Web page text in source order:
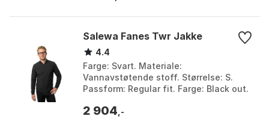
Salewa Fanes Twr Jakke
4.4
Farge: Svart. Materiale:
Vannavstøtende stoff. Størrelse: S.
Passform: Regular fit. Farge: Black out.
2 904 ,-